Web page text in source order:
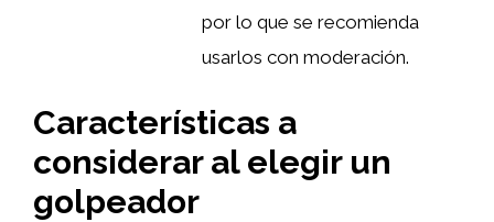
por lo que se recomienda
usarlos con moderación.
Características a
considerar al elegir un
golpeador